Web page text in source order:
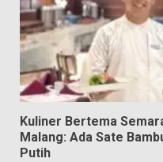
Kuliner Bertema
Malang: Ada Sate
Putih